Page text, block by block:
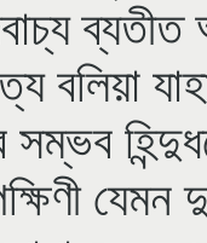
বলিয়া
যেমন